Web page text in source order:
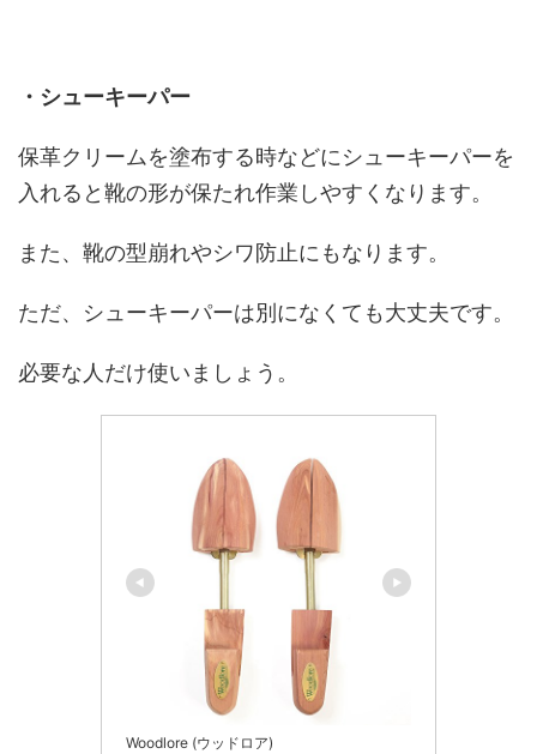
・シューキーパー
保革クリームを塗布する時などにシューキーパーを
入れると靴の形が保たれ作業しやすくなります。
また、靴の型崩れやシワ防止にもなります。
ただ、シューキーパーは別になくても大丈夫です。
必要な人だけ使いましょう。
Woodlore (ウッドロア)